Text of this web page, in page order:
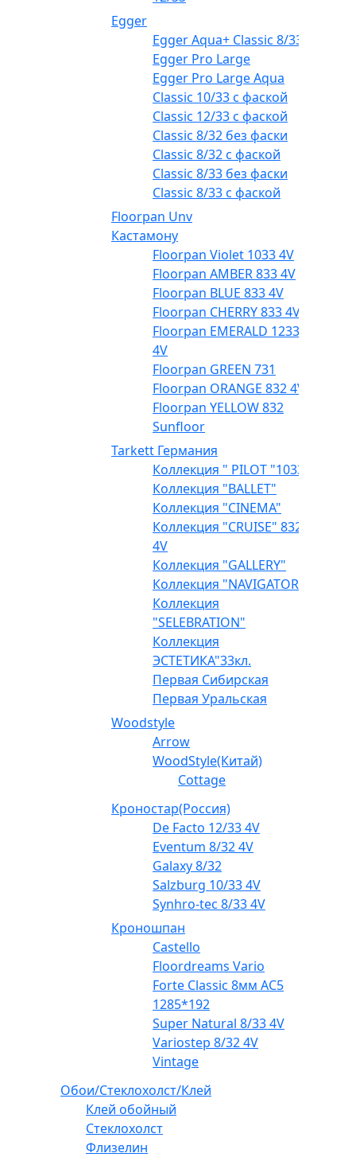
Egger
Egger Aqua+ Classic 8/33
Egger Pro Large
Egger Pro Large Aqua
Classic 10/33 с фаской
Classic 12/33 с фаской
Classic 8/32 без фаски
Classic 8/32 с фаской
Classic 8/33 без фаски
Classic 8/33 с фаской
Floorpan Unv
Кастамону
Floorpan Violet 1033 4V
Floorpan AMBER 833 4V
Floorpan BLUE 833 4V
Floorpan CHERRY 833 4V
Floorpan EMERALD 1233
4V
Floorpan GREEN 731
Floorpan ORANGE 832 4V
Floorpan YELLOW 832
Sunfloor
Tarkett Германия
Коллекция " PILOT "1033
Коллекция "BALLET"
Коллекция "CINEMA"
Коллекция "CRUISE" 832
4V
Коллекция "GALLERY"
Коллекция "NAVIGATOR"
Коллекция
"SELEBRATION"
Коллекция
ЭСТЕТИКА"33кл.
Первая Сибирская
Первая Уральская
Woodstyle
Arrow
WoodStyle(Китай)
Cottage
Кроностар(Россия)
De Facto 12/33 4V
Eventum 8/32 4V
Galaxy 8/32
Salzburg 10/33 4V
Synhro-tec 8/33 4V
Кроношпан
Castello
Floordreams Vario
Forte Classic 8мм AC5
1285*192
Super Natural 8/33 4V
Variostep 8/32 4V
Vintage
Обои/Стеклохолст/Клей
Клей обойный
Стеклохолст
Флизелин